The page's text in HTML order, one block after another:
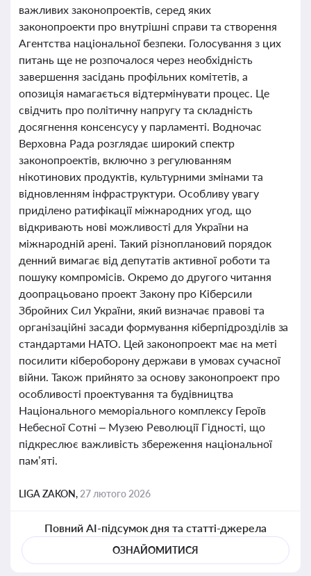
важливих законопроектів, серед яких
законопроекти про внутрішні справи та створення
Агентства національної безпеки. Голосування з цих
питань ще не розпочалося через необхідність
завершення засідань профільних комітетів, а
опозиція намагається відтермінувати процес. Це
свідчить про політичну напругу та складність
досягнення консенсусу у парламенті. Водночас
Верховна Рада розглядає широкий спектр
законопроектів, включно з регулюванням
нікотинових продуктів, культурними змінами та
відновленням інфраструктури. Особливу увагу
приділено ратифікації міжнародних угод, що
відкривають нові можливості для України на
міжнародній арені. Такий різноплановий порядок
денний вимагає від депутатів активної роботи та
пошуку компромісів. Окремо до другого читання
доопрацьовано проект Закону про Кіберсили
Збройних Сил України, який визначає правові та
організаційні засади формування кіберпідрозділів за
стандартами НАТО. Цей законопроект має на меті
посилити кібероборону держави в умовах сучасної
війни. Також прийнято за основу законопроект про
особливості проектування та будівництва
Національного меморіального комплексу Героїв
Небесної Сотні – Музею Революції Гідності, що
підкреслює важливість збереження національної
пам’яті.
LIGA ZAKON, 27 лютого 2026
Повний AI-підсумок дня та статті-джерела
ОЗНАЙОМИТИСЯ